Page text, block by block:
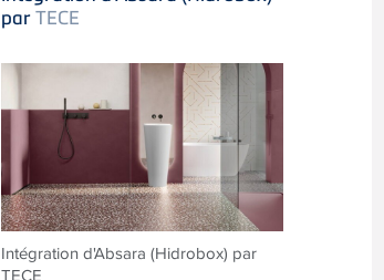
parTECE
Intégration d'Absara (Hidrobox) par
TECE